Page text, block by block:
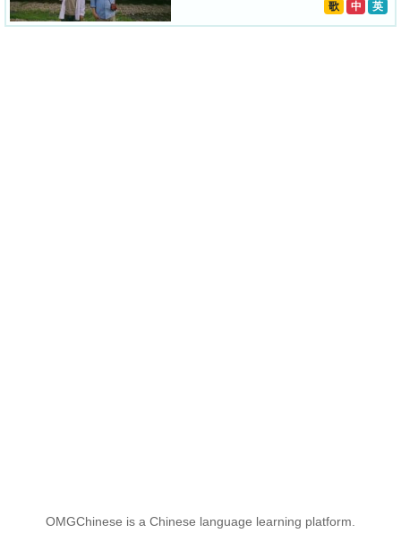
歌 中 英
OMGChinese is a Chinese language learning platform.